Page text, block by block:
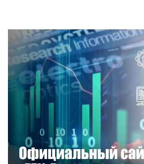
Смотреть проект